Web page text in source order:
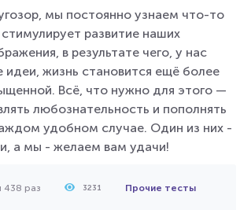
мы постоянно узнаем что-то
развитие наших
в результате чего, у нас
идеи, жизнь становится ещё более
Всё, что нужно для этого —
любознательность и пополнять
удобном случае. Один из них -
а мы - желаем вам удачи!
438 раз 3231 Прочие тесты